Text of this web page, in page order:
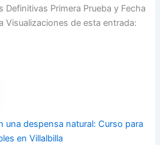
Definitivas Primera Prueba y Fecha
Visualizaciones de esta entrada:
una despensa natural: Curso para
en Villalbilla